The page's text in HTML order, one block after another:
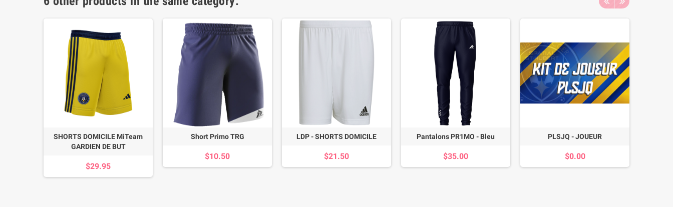
SHORTS DOMICILE MiTeam
GARDIEN DE BUT
$29.95
Short Primo TRG
$10.50
LDP - SHORTS DOMICILE
$21.50
Pantalons PR1MO - Bleu
$35.00
PLSJQ - JOUEUR
$0.00